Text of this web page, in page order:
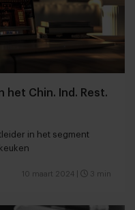
het Chin. Ind. Rest.
in het segment
10 maart 2024 3 min